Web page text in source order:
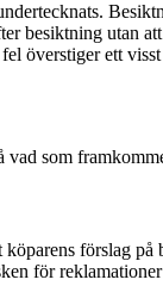
besiktning utan
överstiger ett
vad som
förslag
för